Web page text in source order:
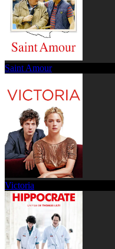
Saint Amour
Victoria